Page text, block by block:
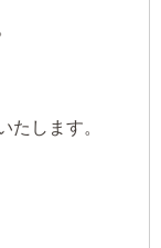
たします。